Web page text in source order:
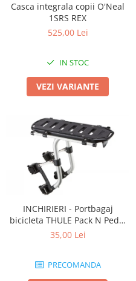
Casca integrala copii O'Neal
1SRS REX
525,00 Lei
IN STOC
VEZI VARIANTE
INCHIRIERI - Portbagaj
bicicleta THULE Pack N Pedal
tour rack
35,00 Lei
PRECOMANDA